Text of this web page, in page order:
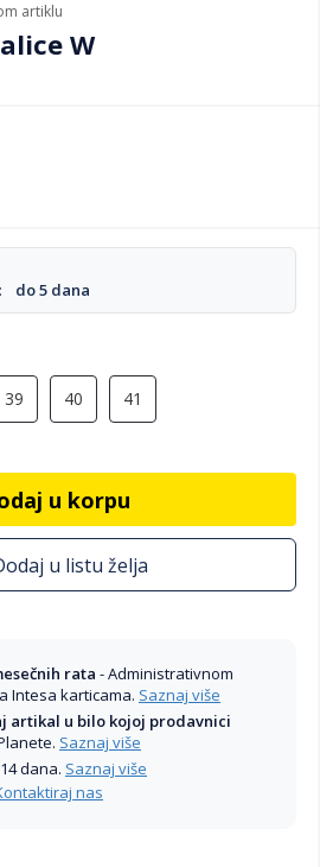
artiklu
W
do 5 dana
39 40 41
u korpu
u listu želja
rata - Administrativnom
Intesa karticama. Saznaj više
artikal u bilo kojoj prodavnici
Saznaj više
dana. Saznaj više
nas